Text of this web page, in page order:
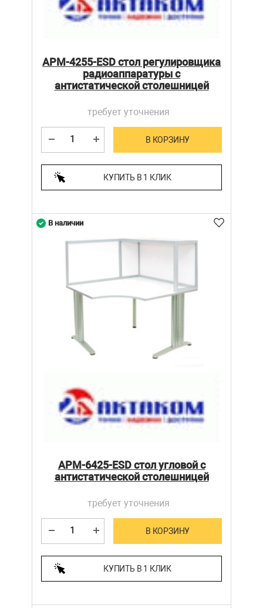
АРМ-4255-ESD стол регулировщика
радиоаппаратуры с
антистатической столешницей
требует уточнения
В КОРЗИНУ
КУПИТЬ В 1 КЛИК
АРМ-6425-ESD стол угловой с
антистатической столешницей
требует уточнения
В КОРЗИНУ
КУПИТЬ В 1 КЛИК
В наличии